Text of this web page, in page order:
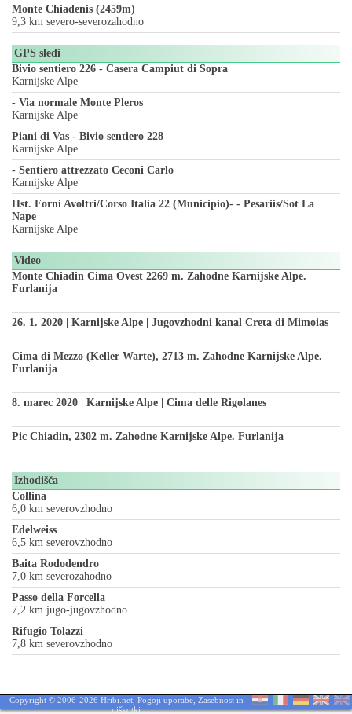
Monte Chiadenis (2459m)
9,3 km severo-severozahodno
GPS sledi
Bivio sentiero 226 - Casera Campiut di Sopra
Karnijske Alpe
- Via normale Monte Pleros
Karnijske Alpe
Piani di Vas - Bivio sentiero 228
Karnijske Alpe
- Sentiero attrezzato Ceconi Carlo
Karnijske Alpe
Hst. Forni Avoltri/Corso Italia 22 (Municipio)- - Pesariis/Sot La
Nape
Karnijske Alpe
Video
Monte Chiadin Cima Ovest 2269 m. Zahodne Karnijske Alpe.
Furlanija
26. 1. 2020 | Karnijske Alpe | Jugovzhodni kanal Creta di Mimoias
Cima di Mezzo (Keller Warte), 2713 m. Zahodne Karnijske Alpe.
Furlanija
8. marec 2020 | Karnijske Alpe | Cima delle Rigolanes
Pic Chiadin, 2302 m. Zahodne Karnijske Alpe. Furlanija
Izhodišča
Collina
6,0 km severovzhodno
Edelweiss
6,5 km severovzhodno
Baita Rododendro
7,0 km severozahodno
Passo della Forcella
7,2 km jugo-jugovzhodno
Rifugio Tolazzi
7,8 km severovzhodno
Copyright © 2006-2026 Hribi.net, Pogoji uporabe, Zasebnost in
piškotki